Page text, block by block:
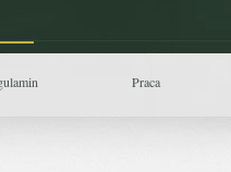
Praca